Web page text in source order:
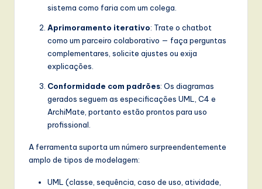
sistema como faria com um colega.
Aprimoramento iterativo: Trate o chatbot
como um parceiro colaborativo — faça perguntas
complementares, solicite ajustes ou exija
explicações.
Conformidade com padrões: Os diagramas
gerados seguem as especificações UML, C4 e
ArchiMate, portanto estão prontos para uso
profissional.
A ferramenta suporta um número surpreendentemente
amplo de tipos de modelagem:
UML (classe, sequência, caso de uso, atividade,